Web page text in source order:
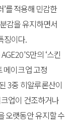
’를적용해 민감한
감을유지하면서
징이다.
AGE20'S만의 ‘스킨
메이크업고정
3중 히알루론산이
업이 건조하거나
오랫동안유지할수